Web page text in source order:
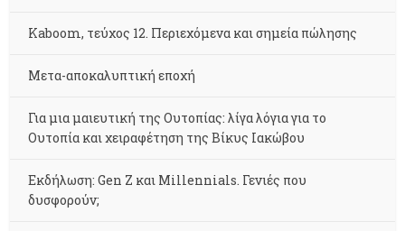
Kaboom, τεύχος 12. Περιεχόμενα και σημεία πώλησης
Μετα-αποκαλυπτική εποχή
Για μια μαιευτική της Ουτοπίας: λίγα λόγια για το
Ουτοπία και χειραφέτηση της Βίκυς Ιακώβου
Εκδήλωση: Gen Z και Millennials. Γενιές που
δυσφορούν;